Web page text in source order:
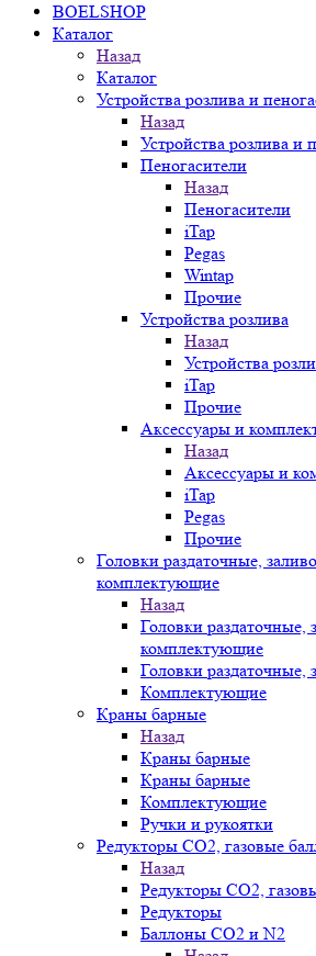
BOELSHOP
Каталог
Назад
Каталог
Устройства розлива и
Назад
Устройства розлива и
Пеногасители
Назад
Пеногасители
iTap
Pegas
Wintap
Прочие
Устройства розлива
Назад
Устройства
iTap
Прочие
Аксессуары и
Назад
Аксессуары и
iTap
Pegas
Прочие
Головки раздаточные,
комплектующие
Назад
Головки раздаточные,
комплектующие
Головки раздаточные,
Комплектующие
Краны барные
Назад
Краны барные
Краны барные
Комплектующие
Ручки и рукоятки
Редукторы СО2, газовые
Назад
Редукторы СО2,
Редукторы
Баллоны СО2 и N2